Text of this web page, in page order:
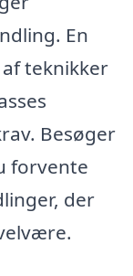
En
teknikker
Besøger
forvente
der